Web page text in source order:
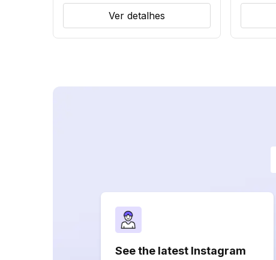
Ver detalhes
See the latest Instagram